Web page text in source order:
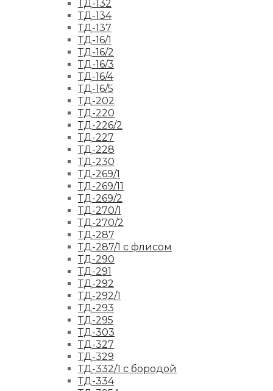
ТД-132
ТД-134
ТД-137
ТД-16/1
ТД-16/2
ТД-16/3
ТД-16/4
ТД-16/5
ТД-202
ТД-220
ТД-226/2
ТД-227
ТД-228
ТД-230
ТД-269/1
ТД-269/11
ТД-269/2
ТД-270/1
ТД-270/2
ТД-287
ТД-287/1 с флисом
ТД-290
ТД-291
ТД-292
ТД-292/1
ТД-293
ТД-295
ТД-303
ТД-327
ТД-329
ТД-332/1 с бородой
ТД-334